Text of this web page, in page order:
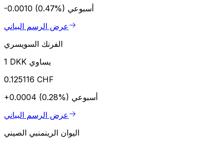
-0.0010 (0.47%) أسبوعي
عرض الرسم البياني
الفرنك السويسري
1 DKK يساوي
0.125116 CHF
+0.0004 (0.28%) أسبوعي
عرض الرسم البياني
اليوان الرينمنبي الصيني